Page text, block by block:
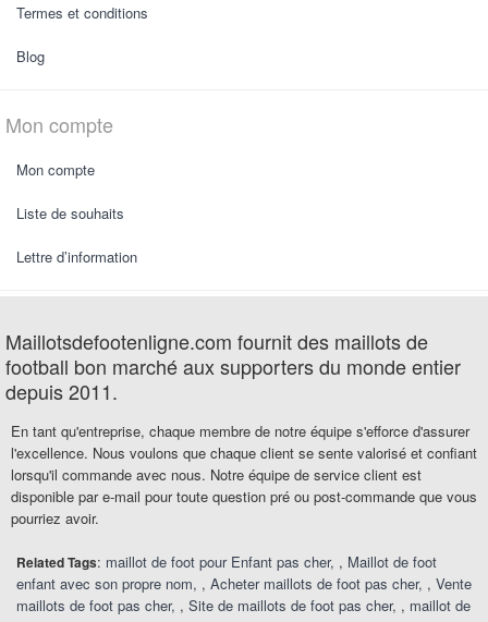
Termes et conditions
Blog
Mon compte
Mon compte
Liste de souhaits
Lettre d’information
Maillotsdefootenligne.com fournit des maillots de
football bon marché aux supporters du monde entier
depuis 2011.
En tant qu'entreprise, chaque membre de notre équipe s'efforce d'assurer
l'excellence. Nous voulons que chaque client se sente valorisé et confiant
lorsqu'il commande avec nous. Notre équipe de service client est
disponible par e-mail pour toute question pré ou post-commande que vous
pourriez avoir.
Related Tags: maillot de foot pour Enfant pas cher , Maillot de foot
enfant avec son propre nom , Acheter maillots de foot pas cher , Vente
maillots de foot pas cher , Site de maillots de foot pas cher , maillot de